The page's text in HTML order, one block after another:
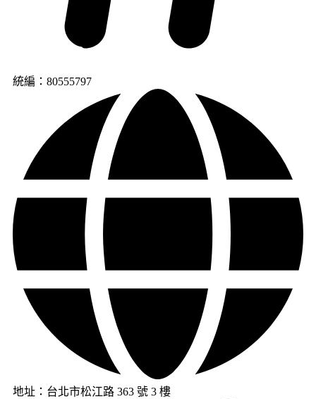
統編：80555797
地址：台北市松江路 363 號 3 樓